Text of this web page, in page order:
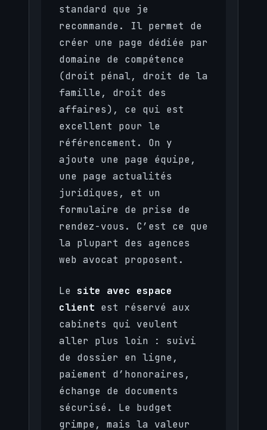
standard que je
recommande. Il permet de
créer une page dédiée par
domaine de compétence
(droit pénal, droit de la
famille, droit des
affaires), ce qui est
excellent pour le
référencement. On y
ajoute une page équipe,
une page actualités
juridiques, et un
formulaire de prise de
rendez-vous. C’est ce que
la plupart des agences
web avocat proposent.
Le site avec espace
client est réservé aux
cabinets qui veulent
aller plus loin : suivi
de dossier en ligne,
paiement d’honoraires,
échange de documents
sécurisé. Le budget
grimpe, mais la valeur